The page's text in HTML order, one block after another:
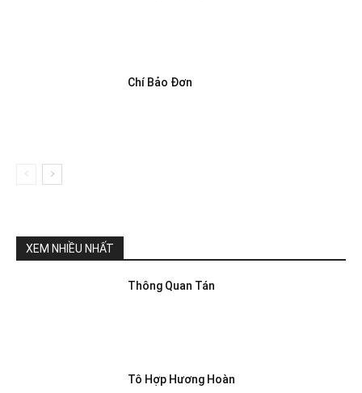
Chí Bảo Đơn
XEM NHIỀU NHẤT
Thông Quan Tán
Tô Hợp Hương Hoàn